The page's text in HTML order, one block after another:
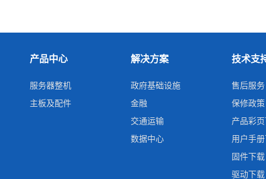
产品中心
服务器整机
主板及配件
解决方案
政府基础设施
金融
交通运输
数据中心
技术支
售后服务
保修政策
产品彩
用户手
固件下载
驱动下载